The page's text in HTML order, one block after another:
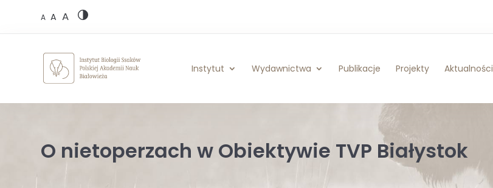
A A A
Instytut Wydawnictwa Publikacje Projekty Aktualności
O nietoperzach w Obiektywie TVP Białystok